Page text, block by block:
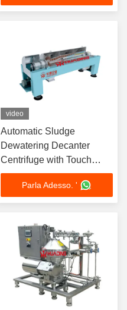
video
Automatic Sludge
Dewatering Decanter
Centrifuge with Touch
Screen
Parla Adesso. '